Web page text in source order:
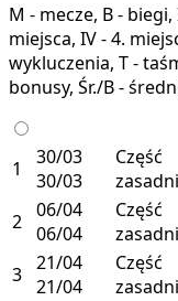
M - mecze, B -
miejsca, IV - 4.
wykluczenia, T -
bonusy, Śr./B -
1
30/03
30/03
Część
2 06/04
06/04
Część
3 21/04
21/04
Część